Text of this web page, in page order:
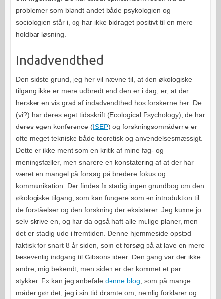
problemer som blandt andet både psykologien og
sociologien står i, og har ikke bidraget positivt til en mere
holdbar løsning.
Indadvendthed
Den sidste grund, jeg her vil nævne til, at den økologiske
tilgang ikke er mere udbredt end den er i dag, er, at der
hersker en vis grad af indadvendthed hos forskerne her. De
(vi?) har deres eget tidsskrift (Ecological Psychology), de har
deres egen konference (ISEP) og forskningsområderne er
ofte meget tekniske både teoretisk og anvendelsesmæssigt.
Dette er ikke ment som en kritik af mine fag- og
meningsfæller, men snarere en konstatering af at der har
været en mangel på forsøg på bredere fokus og
kommunikation. Der findes fx stadig ingen grundbog om den
økologiske tilgang, som kan fungere som en introduktion til
de forståelser og den forskning der eksisterer. Jeg kunne jo
selv skrive en, og har da også haft alle mulige planer, men
det er stadig ude i fremtiden. Denne hjemmeside opstod
faktisk for snart 8 år siden, som et forsøg på at lave en mere
læsevenlig indgang til Gibsons ideer. Den gang var der ikke
andre, mig bekendt, men siden er der kommet et par
stykker. Fx kan jeg anbefale denne blog , som på mange
måder gør det, jeg i sin tid drømte om, nemlig forklarer og